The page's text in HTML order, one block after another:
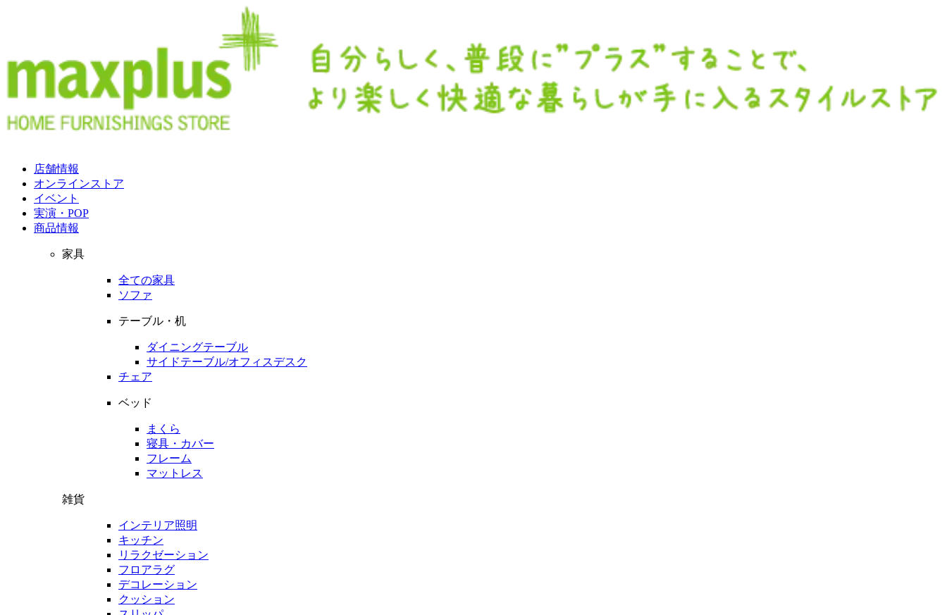
店舗情報
オンラインストア
イベント
実演・POP
商品情報
家具
全ての家具
ソファ
テーブル・机
ダイニングテーブル
サイドテーブル/オフィスデスク
チェア
ベッド
まくら
寝具・カバー
フレーム
マットレス
雑貨
インテリア照明
キッチン
リラクゼーション
フロアラグ
デコレーション
クッション